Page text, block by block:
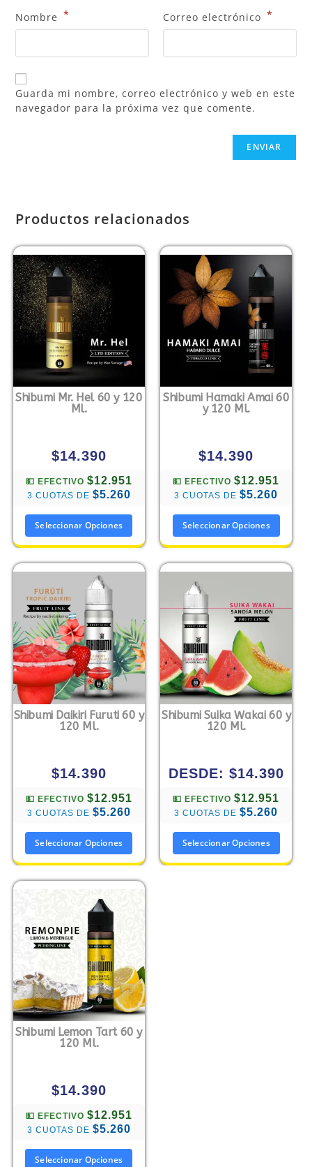
Nombre * Correo electrónico *
Guarda mi nombre, correo electrónico y web en este
navegador para la próxima vez que comente.
Productos relacionados
Shibumi Mr. Hel 60 y 120
Ml.
$14.390
💵 EFECTIVO $12.951
3 CUOTAS DE $5.260
Seleccionar Opciones
Shibumi Hamaki Amai 60
y 120 Ml.
$14.390
💵 EFECTIVO$12.951
3 CUOTAS DE$5.260
Seleccionar Opciones
Shibumi Daikiri Furuti 60 y
120 Ml.
$14.390
💵 EFECTIVO $12.951
3 CUOTAS DE $5.260
Seleccionar Opciones
Shibumi Suika Wakai 60 y
120 Ml.
DESDE: $14.390
💵 EFECTIVO$12.951
3 CUOTAS DE$5.260
Seleccionar Opciones
Shibumi Lemon Tart 60 y
120 Ml.
$14.390
💵 EFECTIVO $12.951
3 CUOTAS DE $5.260
Seleccionar Opciones